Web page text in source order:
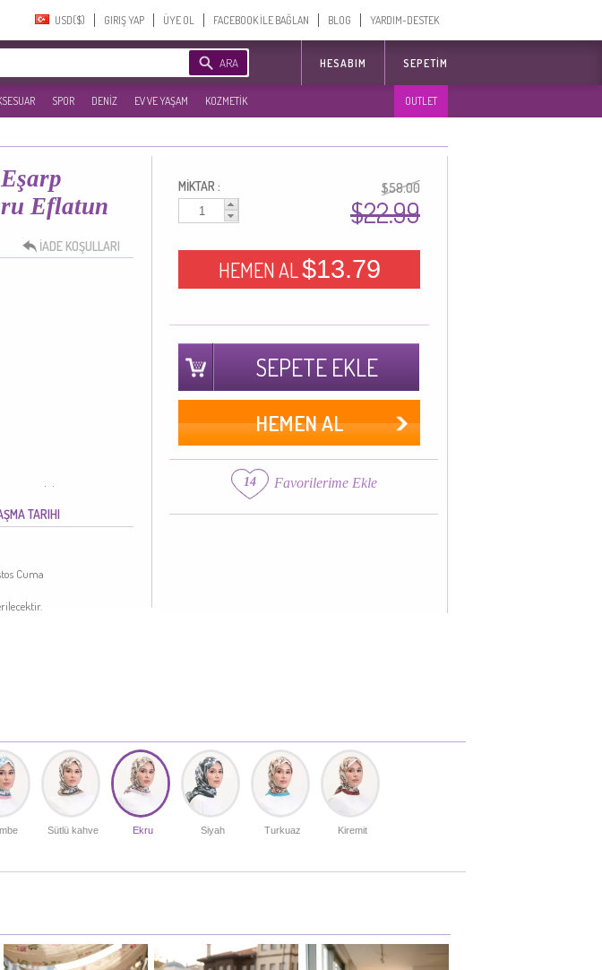
USD($)‎ GIRIŞ YAP ÜYE OL FACEBOOK İLE BAĞLAN BLOG YARDIM-DESTEK
ARA HESABIM SEPETIM
SPOR DENİZ EV VE YAŞAM KOZMETİK OUTLET
Eflatun
İADE KOŞULLARI
Desenli kumaş. 4 Mevsim
TARIHI
Cuma
MİKTAR : $58.00
$22.99
HEMEN AL$13.79
SEPETE EKLE
HEMEN AL
14 Favorilerime Ekle
Sütlü kahve Ekru Siyah Turkuaz Kiremit